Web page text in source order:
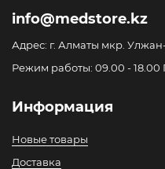
info@medstore.kz
Адрес: г. Алматы мкр. Улжан-
Режим работы: 09.00 - 18.00
Информация
Новые товары
Доставка